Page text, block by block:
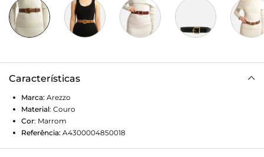
Características
Marca: Arezzo
Material: Couro
Cor: Marrom
Referência: A4300004850018